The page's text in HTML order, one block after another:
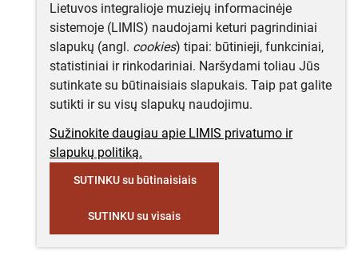
Lietuvos integralioje muziejų informacinėje
sistemoje (LIMIS) naudojami keturi pagrindiniai
slapukų (angl. cookies) tipai: būtinieji, funkciniai,
statistiniai ir rinkodariniai. Naršydami toliau Jūs
sutinkate su būtinaisiais slapukais. Taip pat galite
sutikti ir su visų slapukų naudojimu.
Sužinokite daugiau apie LIMIS privatumo ir
slapukų politiką.
SUTINKU su būtinaisiais
SUTINKU su visais